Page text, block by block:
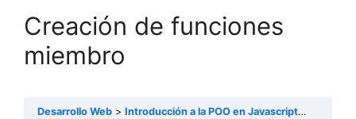
Creación de funciones
miembro
Desarrollo Web Introducción a la POO en Javascript